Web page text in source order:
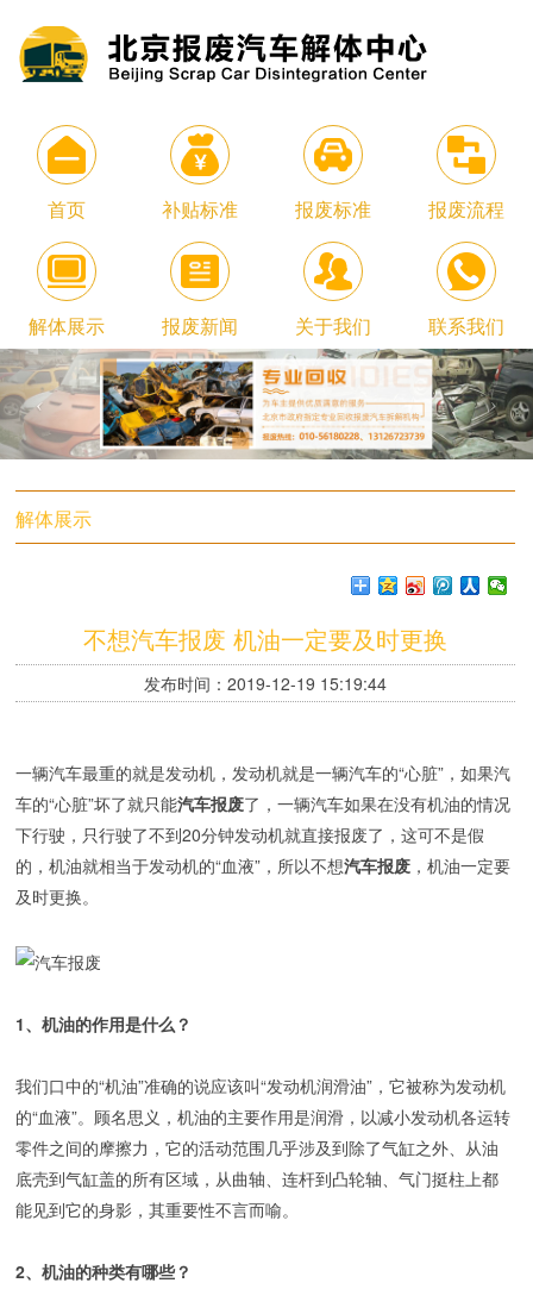
首页 补贴标准 报废标准 报废流程
解体展示 报废新闻 关于我们 联系我们
解体展示
不想汽车报废 机油一定要及时更换
发布时间：2019-12-19 15:19:44
一辆汽车最重的就是发动机，发动机就是一辆汽车的“心脏”，如果汽
车的“心脏”坏了就只能汽车报废了，一辆汽车如果在没有机油的情况
下行驶，只行驶了不到20分钟发动机就直接报废了，这可不是假
的，机油就相当于发动机的“血液”，所以不想汽车报废 ，机油一定要
及时更换。
1、机油的作用是什么？
我们口中的“机油”准确的说应该叫“发动机润滑油”，它被称为发动机
的“血液”。顾名思义，机油的主要作用是润滑，以减小发动机各运转
零件之间的摩擦力，它的活动范围几乎涉及到除了气缸之外、从油
底壳到气缸盖的所有区域，从曲轴、连杆到凸轮轴、气门挺柱上都
能见到它的身影，其重要性不言而喻。
2、机油的种类有哪些？